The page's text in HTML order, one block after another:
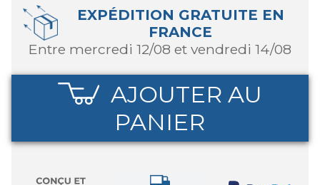
EXPÉDITION GRATUITE EN
FRANCE
entre mercredi 12/08 et vendredi 14/08
AJOUTER AU
PANIER